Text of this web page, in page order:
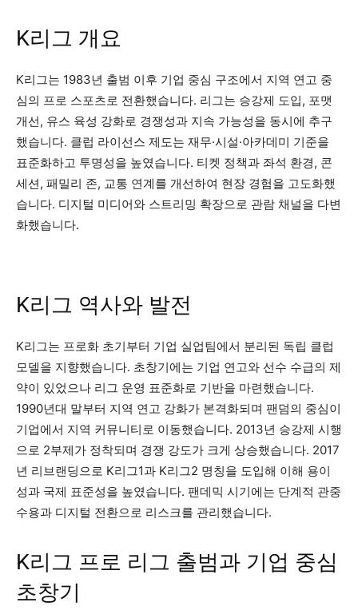
K리그 개요
K리그는 1983년 출범 이후 기업 중심 구조에서 지역 연고 중
심의 프로 스포츠로 전환했습니다. 리그는 승강제 도입, 포맷
개선, 유스 육성 강화로 경쟁성과 지속 가능성을 동시에 추구
했습니다. 클럽 라이선스 제도는 재무·시설·아카데미 기준을
표준화하고 투명성을 높였습니다. 티켓 정책과 좌석 환경, 콘
세션, 패밀리 존, 교통 연계를 개선하여 현장 경험을 고도화했
습니다. 디지털 미디어와 스트리밍 확장으로 관람 채널을 다변
화했습니다.
K리그 역사와 발전
K리그는 프로화 초기부터 기업 실업팀에서 분리된 독립 클럽
모델을 지향했습니다. 초창기에는 기업 연고와 선수 수급의 제
약이 있었으나 리그 운영 표준화로 기반을 마련했습니다.
1990년대 말부터 지역 연고 강화가 본격화되며 팬덤의 중심이
기업에서 지역 커뮤니티로 이동했습니다. 2013년 승강제 시행
으로 2부제가 정착되며 경쟁 강도가 크게 상승했습니다. 2017
년 리브랜딩으로 K리그1과 K리그2 명칭을 도입해 이해 용이
성과 국제 표준성을 높였습니다. 팬데믹 시기에는 단계적 관중
수용과 디지털 전환으로 리스크를 관리했습니다.
K리그 프로 리그 출범과 기업 중심
초창기